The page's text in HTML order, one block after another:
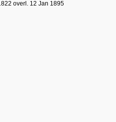
overl. 12 Jan 1895